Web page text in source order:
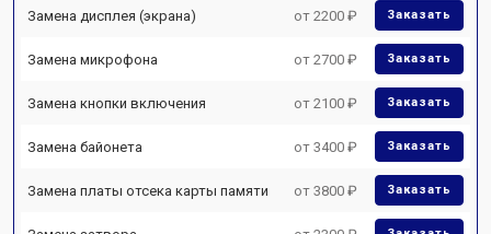
Замена дисплея (экрана) от 2200 ₽ Заказать
Замена микрофона от 2700 ₽ Заказать
Замена кнопки включения от 2100 ₽ Заказать
Замена байонета от 3400 ₽ Заказать
Замена платы отсека карты памяти от 3800 ₽ Заказать